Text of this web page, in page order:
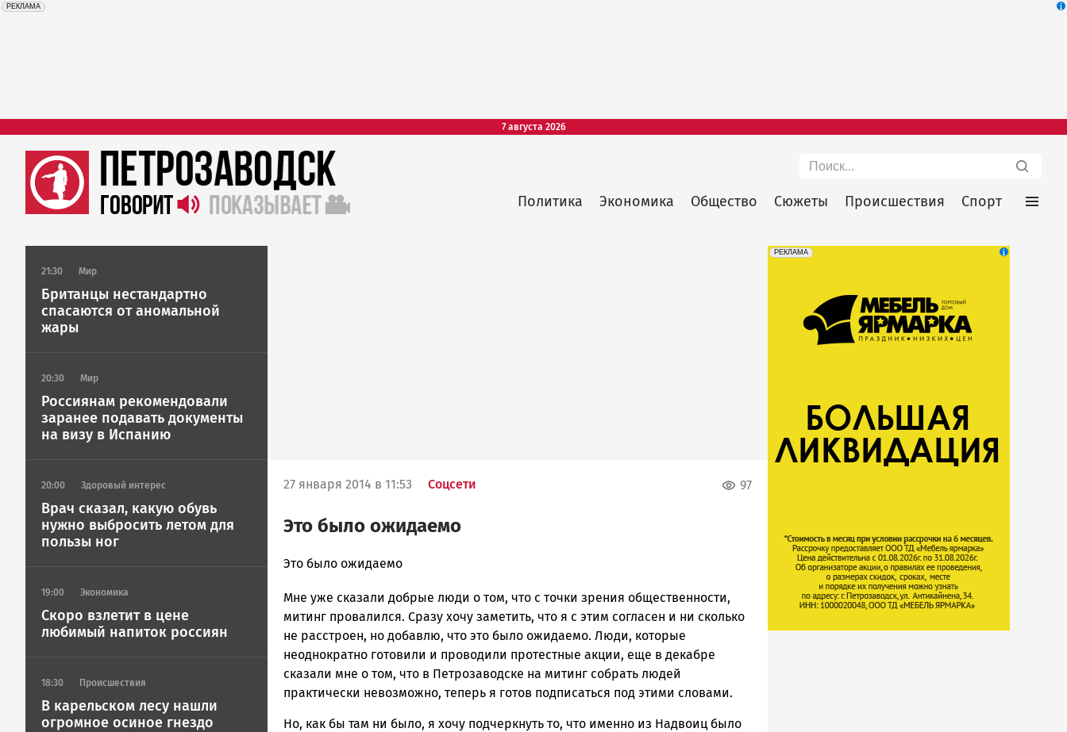
erid: 2SDnjdrAfb3
РЕКЛАМА
Реклама
7 августа 2026
Поиск
Main
Политика Экономика Общество Сюжеты Происшествия Спорт
21:30 Мир
Британцы нестандартно
спасаются от аномальной
жары
20:30 Мир
Россиянам рекомендовали
заранее подавать документы
на визу в Испанию
20:00 Здоровый интерес
Врач сказал, какую обувь
нужно выбросить летом для
пользы ног
19:00 Экономика
Скоро взлетит в цене
любимый напиток россиян
18:30 Происшествия
В карельском лесу нашли
огромное осиное гнездо
27 января 2014 в 11:53 Соцсети 97
Это было ожидаемо
admintimur
Петрозаводска
и
Карелии
|
Петрозаводск
Это было ожидаемо
Мне уже сказали добрые люди о том, что с точки зрения общественности,
митинг провалился. Сразу хочу заметить, что я с этим согласен и ни сколько
не расстроен, но добавлю, что это было ожидаемо. Люди, которые
неоднократно готовили и проводили протестные акции, еще в декабре
сказали мне о том, что в Петрозаводске на митинг собрать людей
практически невозможно, теперь я готов подписаться под этими словами.
Но, как бы там ни было, я хочу подчеркнуть то, что именно из Надвоиц было
erid: 2SDnjeFymr3
РЕКЛАМА
Реклама